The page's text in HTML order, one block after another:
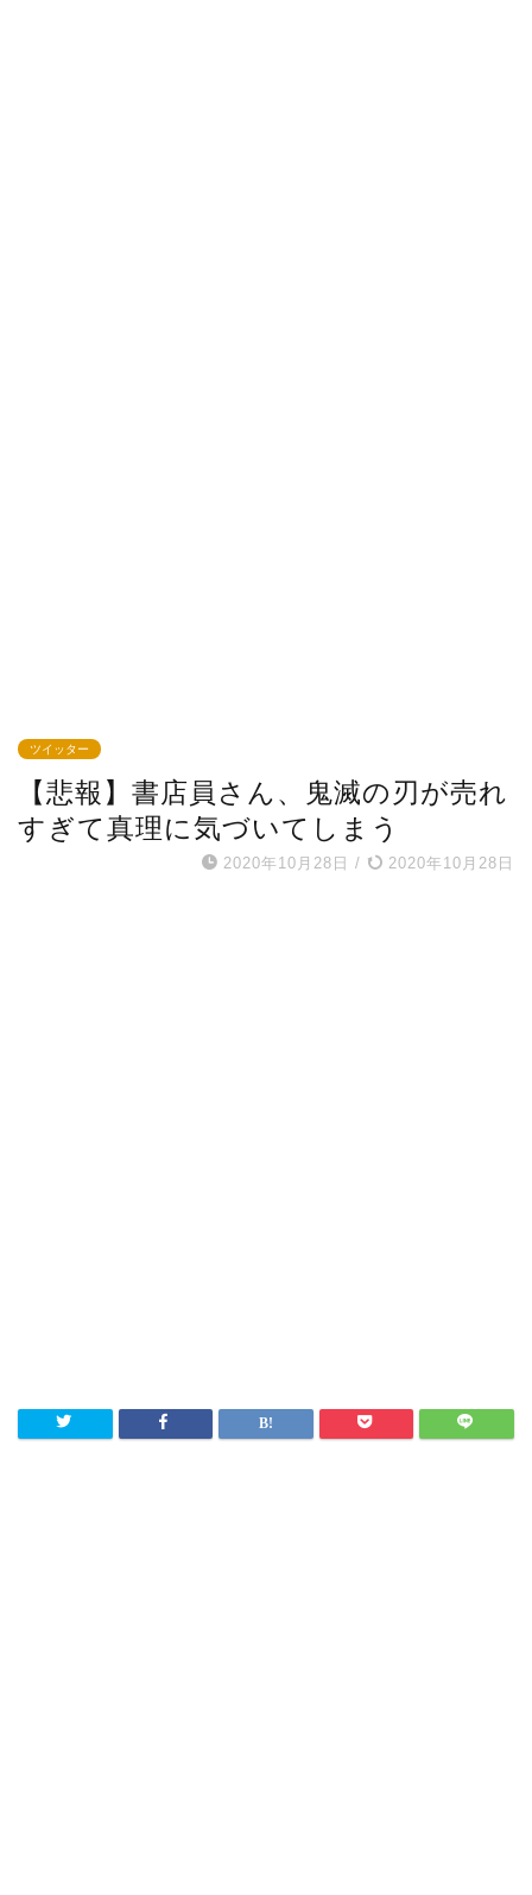
ツイッター
【悲報】書店員さん、鬼滅の刃が売れ
すぎて真理に気づいてしまう
2020年10月28日 / 2020年10月28日